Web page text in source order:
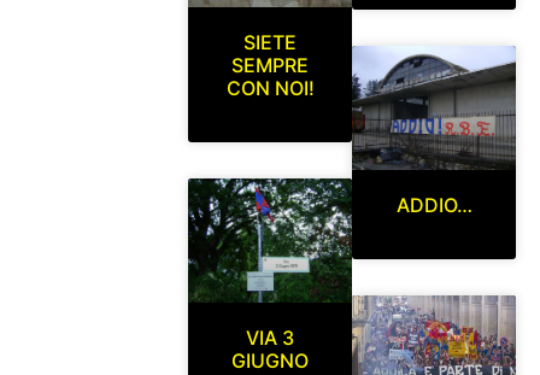
SIETE
SEMPRE
CON NOI!
VIA 3
GIUGNO
ADDIO…